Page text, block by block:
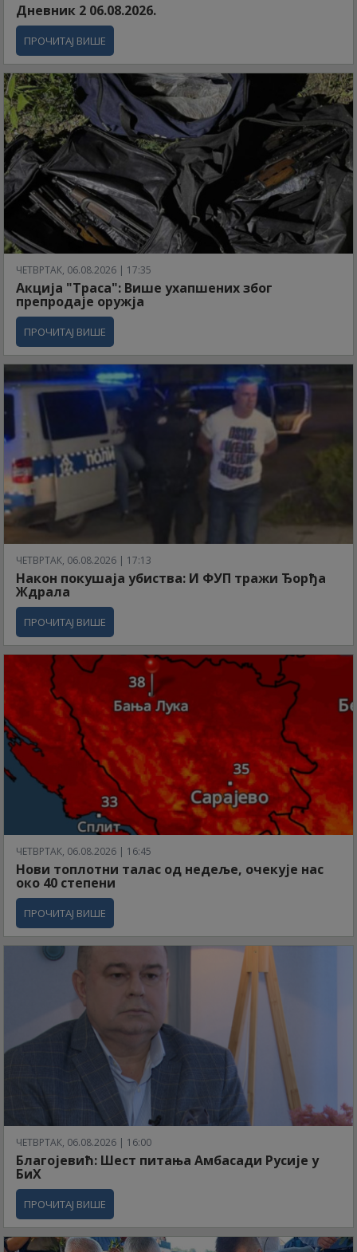
Дневник 2 06.08.2026.
ПРОЧИТАЈ ВИШЕ
ЧЕТВРТАК, 06.08.2026 | 17:35
Акција "Траса": Више ухапшених због
препродаје оружја
ПРОЧИТАЈ ВИШЕ
ЧЕТВРТАК, 06.08.2026 | 17:13
Након покушаја убиства: И ФУП тражи Ђорђа
Ждрала
ПРОЧИТАЈ ВИШЕ
ЧЕТВРТАК, 06.08.2026 | 16:45
Нови топлотни талас од недеље, очекује нас
око 40 степени
ПРОЧИТАЈ ВИШЕ
ЧЕТВРТАК, 06.08.2026 | 16:00
Благојевић: Шест питања Амбасади Русије у
БиХ
ПРОЧИТАЈ ВИШЕ